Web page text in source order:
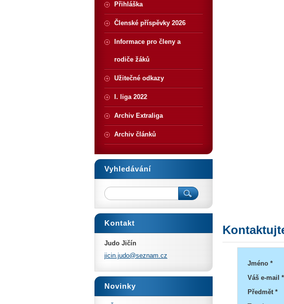
Jméno *
Váš e-mail *
Předmět *
Přihláška
Členské příspěvky 2026
Informace pro členy a
rodiče žáků
Užitečné odkazy
I. liga 2022
Archiv Extraliga
Archiv článků
Vyhledávání
Kontakt
Judo Jičín
jicin.judo@seznam.cz
Novinky